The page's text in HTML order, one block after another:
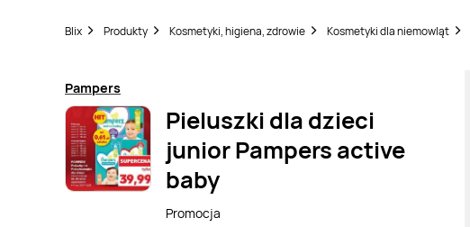
Blix Produkty Kosmetyki, higiena, zdrowie Kosmetyki dla niemowląt
Pampers
Pieluszki dla dzieci
junior Pampers active
baby
Promocja